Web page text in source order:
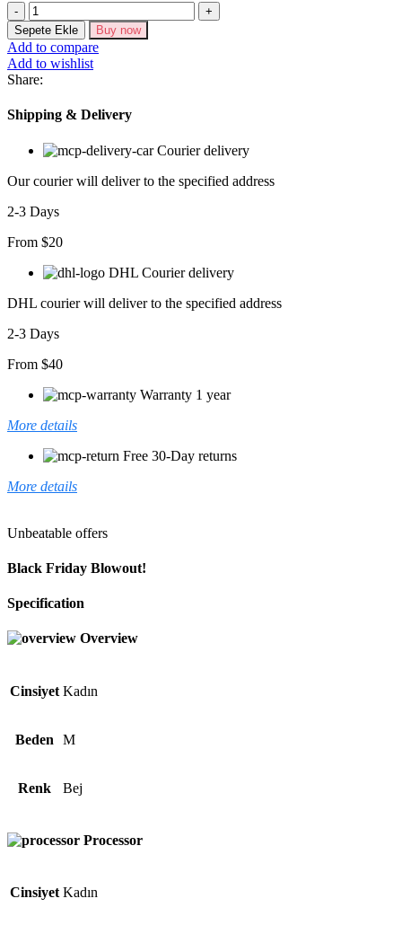
Ajurlu
Crop
Büstiyer
adet
Sepete Ekle Buy now
Add to compare
Add to wishlist
Share:
Shipping & Delivery
Courier delivery
Our courier will deliver to the specified address
2-3 Days
From $20
DHL Courier delivery
DHL courier will deliver to the specified address
2-3 Days
From $40
Warranty 1 year
More details
Free 30-Day returns
More details
Unbeatable offers
Black Friday Blowout!
Specification
Overview
Cinsiyet Kadın
Beden M
Renk Bej
Processor
Cinsiyet Kadın